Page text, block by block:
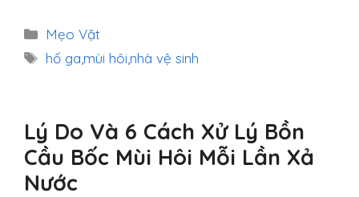
Danh
mục
Mẹo Vặt
Thẻ
hố ga mùi hôi nhà vệ sinh
Lý Do Và 6 Cách Xử Lý Bồn
Cầu Bốc Mùi Hôi Mỗi Lần Xả
Nước